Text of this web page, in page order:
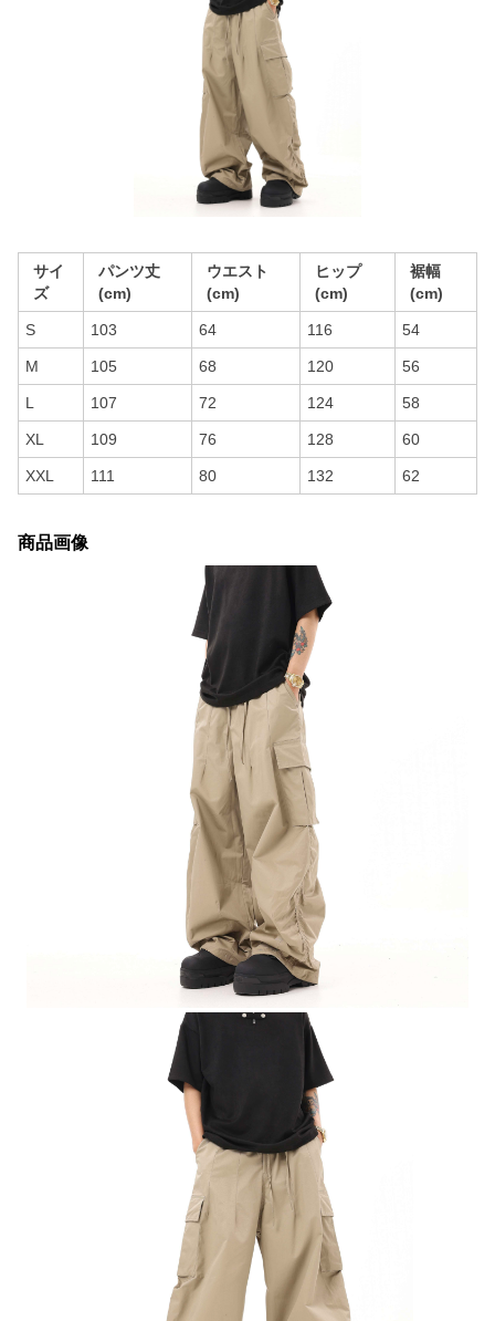
サイ
ズ
パンツ丈
(cm)
ウエスト
(cm)
ヒップ
(cm)
裾幅
(cm)
S 103 64 116 54
M 105 68 120 56
L 107 72 124 58
XL 109 76 128 60
XXL 111 80 132 62
商品画像